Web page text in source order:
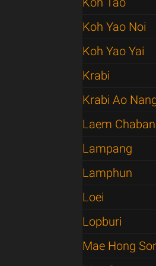
Koh Yao Noi
Koh Yao Yai
Krabi
Krabi Ao
Laem
Lampang
Lamphun
Loei
Lopburi
Mae Hong